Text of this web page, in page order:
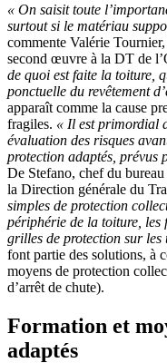
« On saisit toute
surtout si le matériau
commente Valérie
second œuvre à la DT de
de quoi est faite la toiture,
ponctuelle du revêtement
apparaît comme la cause
fragiles. « Il est primordial
évaluation des risques
protection adaptés, prévus
De Stefano, chef du
la Direction générale du
simples de protection
périphérie de la toiture, les
grilles de protection sur les
font partie des solutions, à
moyens de protection
d’arrêt de chute).
Formation et
adaptés